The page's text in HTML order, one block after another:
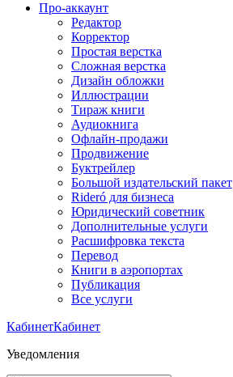
Про-аккаунт
Редактор
Корректор
Простая верстка
Сложная верстка
Дизайн обложки
Иллюстрации
Тираж книги
Аудиокнига
Офлайн-продажи
Продвижение
Буктрейлер
Большой издательский пакет
Rideró для бизнеса
Юридический советник
Дополнительные услуги
Расшифровка текста
Перевод
Книги в аэропортах
Публикация
Все услуги
КабинетКабинет
Уведомления